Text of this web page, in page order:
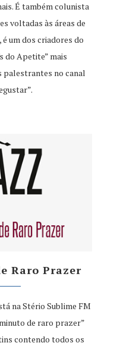
É também colunista
voltadas às áreas de
um dos criadores do
do Apetite” mais
palestrantes no canal
Raro Prazer
na Stério Sublime FM
de raro prazer”
contendo todos os